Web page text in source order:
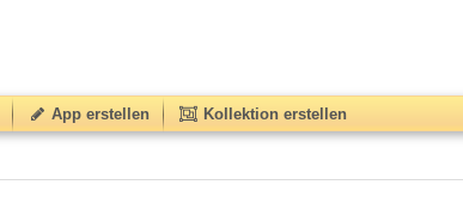
App erstellen Kollektion erstellen